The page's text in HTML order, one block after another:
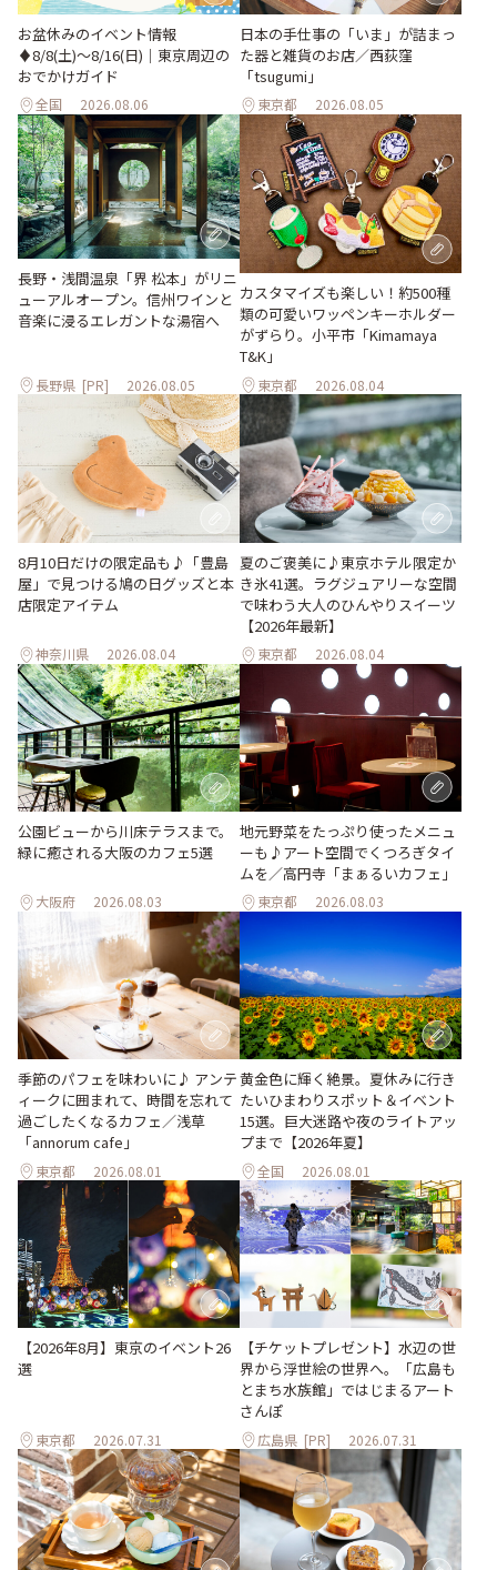
お盆休みのイベント情報
♦︎8/8(土)〜8/16(日)｜東京周辺の
おでかけガイド
全国 2026.08.06
日本の手仕事の「いま」が詰まっ
た器と雑貨のお店／西荻窪
「tsugumi」
東京都 2026.08.05
長野・浅間温泉「界 松本」がリニ
ューアルオープン。信州ワインと
音楽に浸るエレガントな湯宿へ
長野県 [PR] 2026.08.05
カスタマイズも楽しい！約500種
類の可愛いワッペンキーホルダー
がずらり。小平市「Kimamaya
T&K」
東京都 2026.08.04
8月10日だけの限定品も♪「豊島
屋」で見つける鳩の日グッズと本
店限定アイテム
神奈川県 2026.08.04
夏のご褒美に♪東京ホテル限定か
き氷41選。ラグジュアリーな空間
で味わう大人のひんやりスイーツ
【2026年最新】
東京都 2026.08.04
公園ビューから川床テラスまで。
緑に癒される大阪のカフェ5選
大阪府 2026.08.03
地元野菜をたっぷり使ったメニュ
ーも♪アート空間でくつろぎタイ
ムを／高円寺「まぁるいカフェ」
東京都 2026.08.03
季節のパフェを味わいに♪ アンテ
ィークに囲まれて、時間を忘れて
過ごしたくなるカフェ／浅草
「annorum cafe」
東京都 2026.08.01
黄金色に輝く絶景。夏休みに行き
たいひまわりスポット＆イベント
15選。巨大迷路や夜のライトアッ
プまで【2026年夏】
全国 2026.08.01
【2026年8月】東京のイベント26
選
東京都 2026.07.31
【チケットプレゼント】水辺の世
界から浮世絵の世界へ。「広島も
とまち水族館」ではじまるアート
さんぽ
広島県 [PR] 2026.07.31